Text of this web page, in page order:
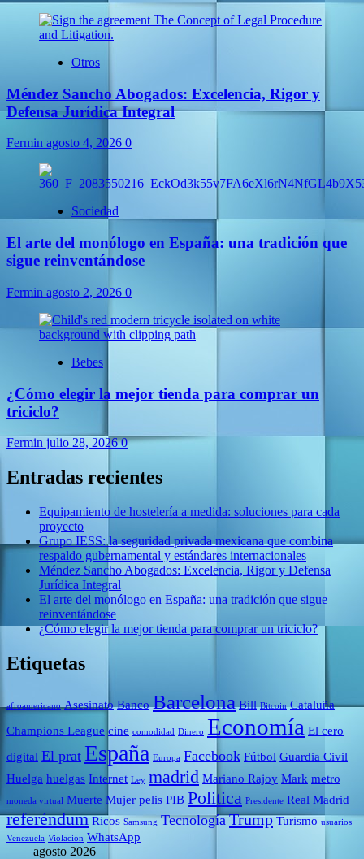
Otros
Méndez Sancho Abogados: Excelencia, Rigor y
Defensa Jurídica Integral
Fermin agosto 4, 2026 0
Sociedad
El arte del monólogo en España: una tradición que
sigue reinventándose
Fermin agosto 2, 2026 0
Bebes
¿Cómo elegir la mejor tienda para comprar un
triciclo?
Fermin julio 28, 20260
Entradas recientes
Equipamiento de hostelería a medida: soluciones para cada
proyecto
Grupo IESS: la seguridad privada mexicana que combina
respaldo gubernamental y estándares internacionales
Méndez Sancho Abogados: Excelencia, Rigor y Defensa
Jurídica Integral
El arte del monólogo en España: una tradición que sigue
reinventándose
¿Cómo elegir la mejor tienda para comprar un triciclo?
Etiquetas
afroamericano Asesinato Banco Barcelona Bill Bitcoin Cataluña
Champions League cine comodidad Dinero Economía El cero
digital El prat España Europa Facebook Fútbol Guardia Civil
Huelga huelgas Internet Ley madrid Mariano Rajoy Mark metro
moneda virtual Muerte Mujer pelis PIB Politica Presidente Real Madrid
referéndum Ricos Samsung Tecnología Trump Turismo usuarios
Venezuela Violacion WhatsApp
agosto 2026